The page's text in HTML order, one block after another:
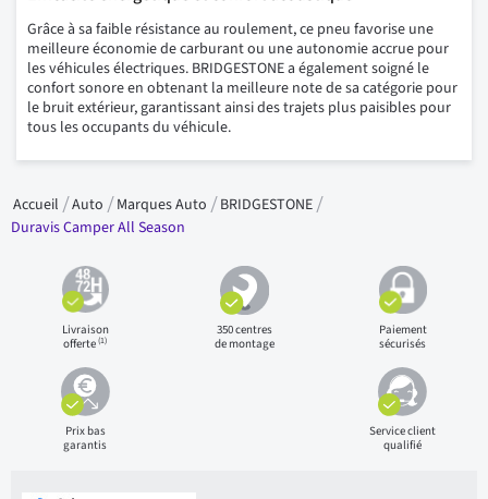
Grâce à sa faible résistance au roulement, ce pneu favorise une
meilleure économie de carburant ou une autonomie accrue pour
les véhicules électriques. BRIDGESTONE a également soigné le
confort sonore en obtenant la meilleure note de sa catégorie pour
le bruit extérieur, garantissant ainsi des trajets plus paisibles pour
tous les occupants du véhicule.
Accueil Auto Marques Auto
BRIDGESTONE
Duravis Camper All Season
Livraison
offerte(1)
350 centres
de montage
Paiement
sécurisés
Prix bas
garantis
Service client
qualifié